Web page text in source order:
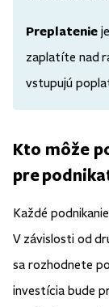
Preplatenie
zaplatíte nad
vstupujú
Kto môže
pre
Každé
V závislosti od
sa rozhodnete
investícia bude